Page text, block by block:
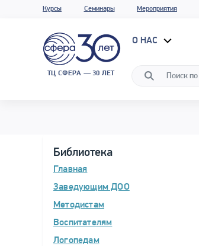
Курсы Семинары Мероприятия
ТЦ СФЕРА — 30 ЛЕТ
О НАС
Библиотека
Главная
Заведующим ДОО
Методистам
Воспитателям
Логопедам